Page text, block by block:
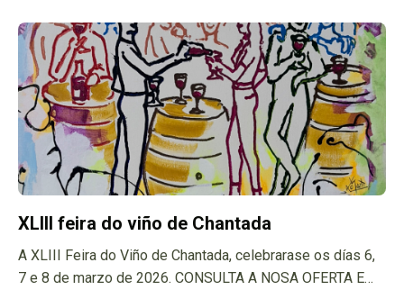
XLIII feira do viño de Chantada
A XLIII Feira do Viño de Chantada, celebrarase os días 6,
7 e 8 de marzo de 2026. CONSULTA A NOSA OFERTA E